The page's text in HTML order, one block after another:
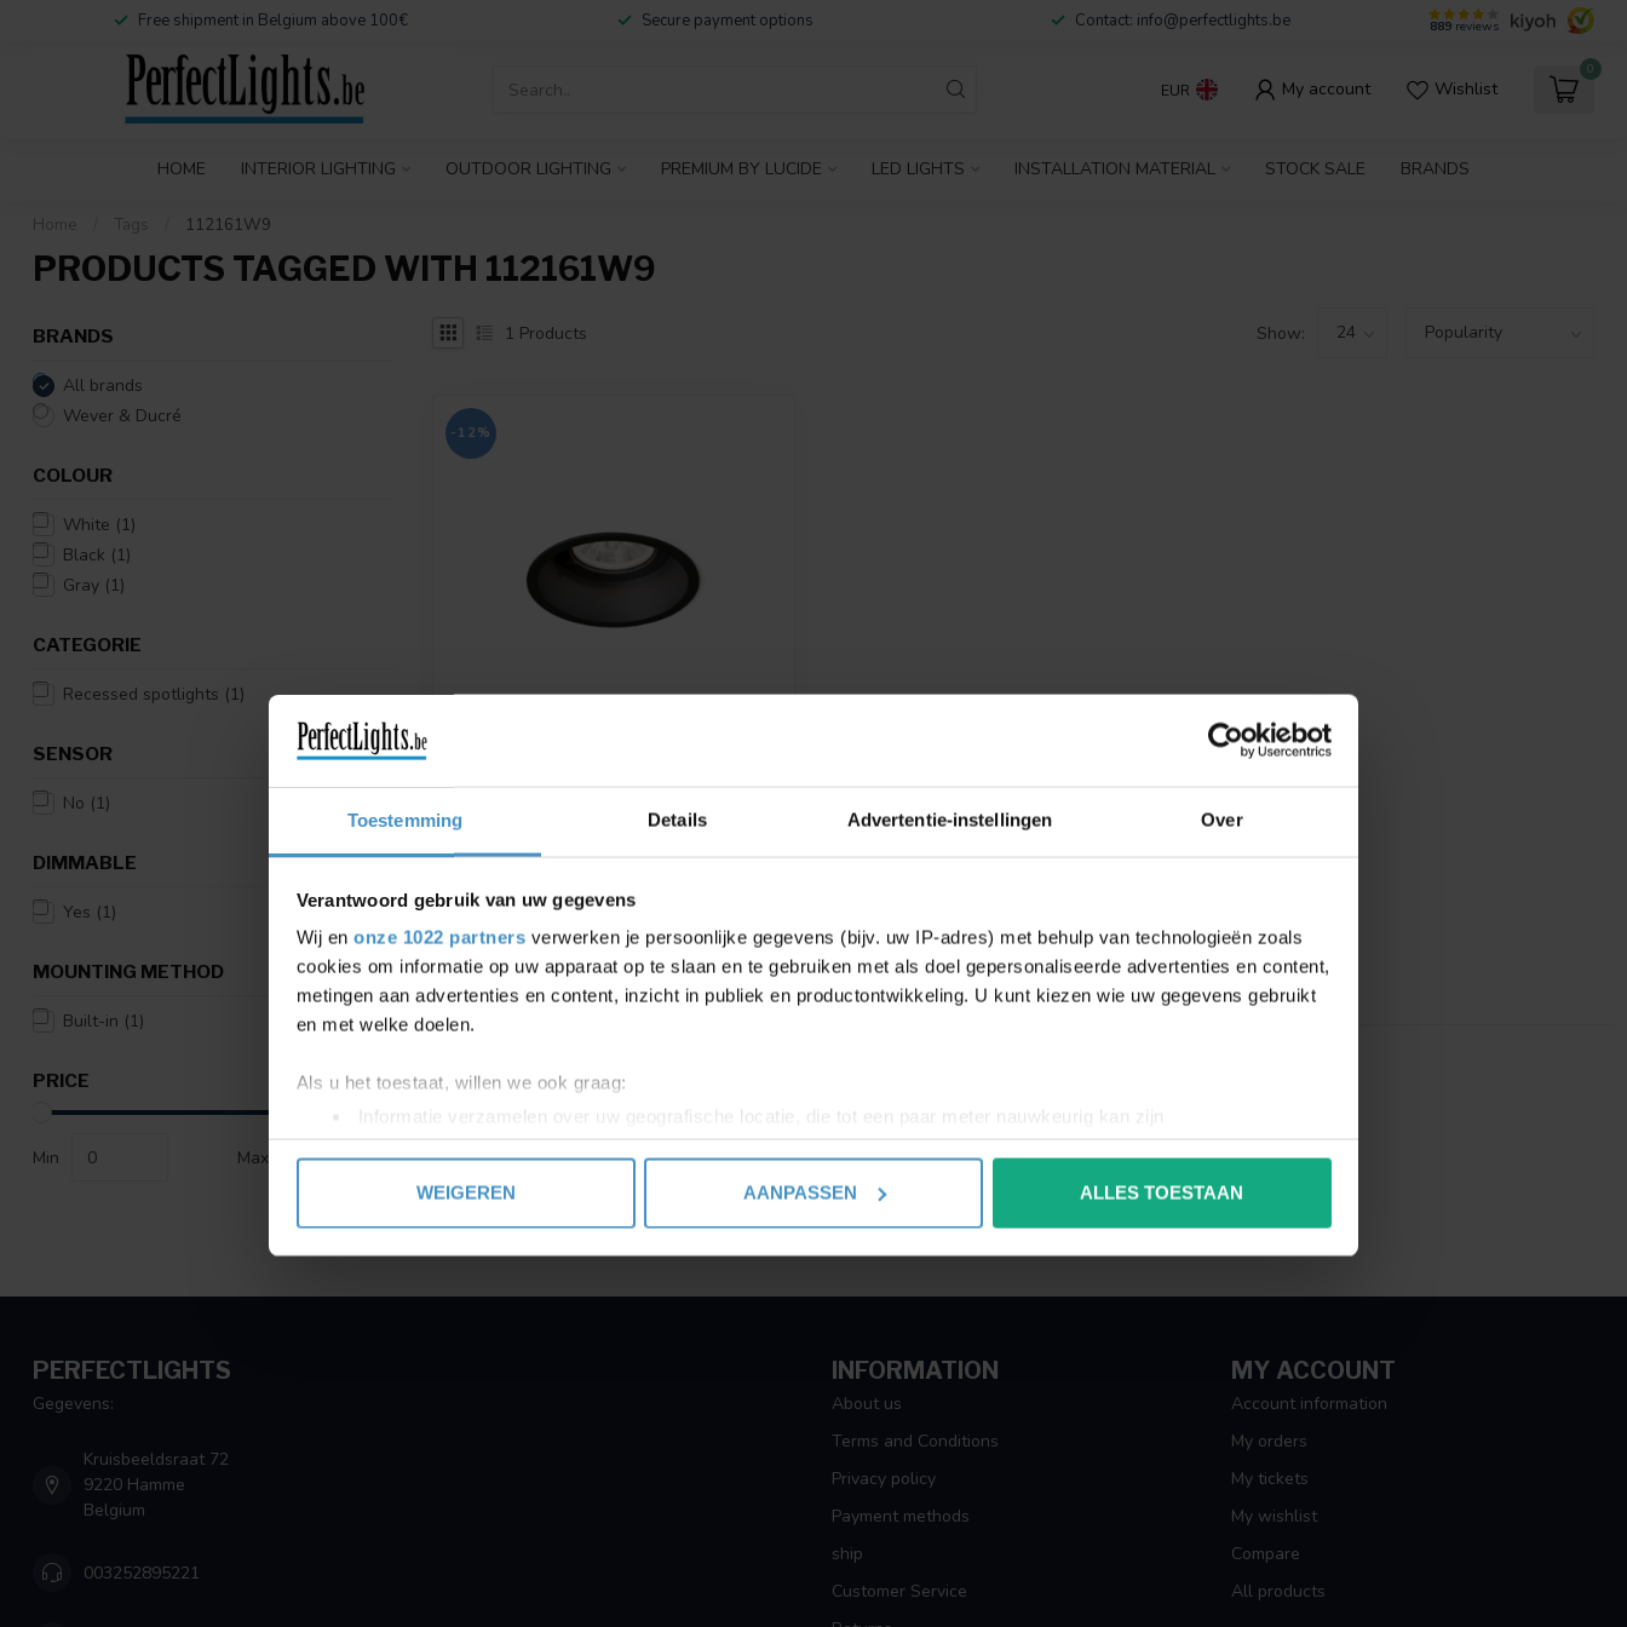
Toestemming Details Advertentie-instellingen Over
Verantwoord gebruik van uw gegevens
Wij en onze 1022 partners verwerken je persoonlijke gegevens (bijv. uw IP-adres) met behulp van technologieën zoals
cookies om informatie op uw apparaat op te slaan en te gebruiken met als doel gepersonaliseerde advertenties en content,
metingen aan advertenties en content, inzicht in publiek en productontwikkeling. U kunt kiezen wie uw gegevens gebruikt
en met welke doelen.
Als u het toestaat, willen we ook graag:
Informatie verzamelen over uw geografische locatie, die tot een paar meter nauwkeurig kan zijn
Uw apparaat identificeren door het actief te scannen op specifieke eigenschappen (fingerprinting)
toestemming op elk moment wijzigen of intrekken in de Cookieverklaring.
websiteverkeer te analyseren. Ook delen we informatie over uw gebruik van onze site met onze partners voor social
WEIGEREN AANPASSEN ALLES TOESTAAN
Free shipment in Belgium above 100€ Secure payment options Contact: info@perfectlights.be 889 reviews
EUR My account Wishlist
0
HOME INTERIOR LIGHTING OUTDOOR LIGHTING PREMIUM BY LUCIDE LED LIGHTS INSTALLATION MATERIAL STOCK SALE BRANDS
Home Tags 112161W9
PRODUCTS TAGGED WITH 112161W9
BRANDS
All brands
Wever & Ducré
COLOUR
White (1)
Black (1)
Gray (1)
CATEGORIE
Recessed spotlights (1)
SENSOR
No (1)
DIMMABLE
Yes (1)
MOUNTING METHOD
Built-in (1)
PRICE
Min Max
1 Products Show:
-12%
Available in white, black or silver gray
Compare
PERFECTLIGHTS
Gegevens:
Kruisbeeldsraat 72
9220 Hamme
Belgium
003252895221
INFORMATION
About us
Terms and Conditions
Privacy policy
Payment methods
ship
Customer Service
MY ACCOUNT
Account information
My orders
My tickets
My wishlist
Compare
All products